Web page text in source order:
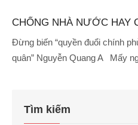
CHỐNG NHÀ NƯỚC HAY
Đừng biến “quyền đuổi chính
quân” Nguyễn Quang A Mấy
Tìm kiếm